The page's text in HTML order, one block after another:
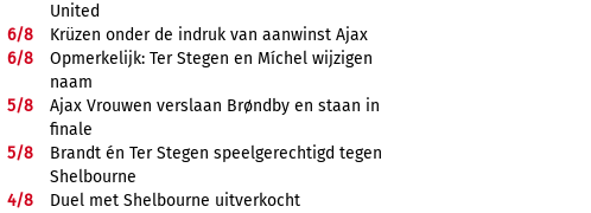
United
6/8
Krüzen onder de indruk van aanwinst Ajax
6/8
Opmerkelijk: Ter Stegen en Míchel wijzigen
naam
5/8
Ajax Vrouwen verslaan Brøndby en staan in
finale
5/8
Brandt én Ter Stegen speelgerechtigd tegen
Shelbourne
4/8
Duel met Shelbourne uitverkocht